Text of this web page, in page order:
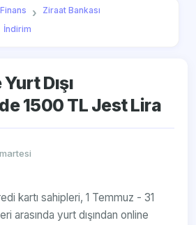
Ziraat Bankası
İndirim
Dışı
1500 TL Jest Lira
kartı sahipleri, 1 Temmuz - 31
arasında yurt dışından online